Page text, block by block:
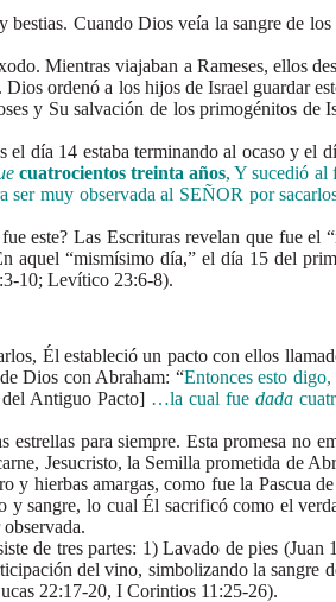
Cuando Dios veía la sangre de los
Mientras viajaban a Rameses, ellos
ordenó a los hijos de Israel guardar
y Su salvación de los primogénitos de
14 estaba terminando al ocaso y el
cuatrocientos treinta años, Y sucedió al
ser muy observada al SEÑOR por
este? Las Escrituras revelan que fue el
aquel “mismísimo día,” el día 15 del
10; Levítico 23:6-8).
Él estableció un pacto con ellos
Dios con Abraham: “Entonces esto digo,
Antiguo Pacto] …la cual fuedada
para siempre. Esta promesa no
Jesucristo, la Semilla prometida de
hierbas amargas, como fue la Pascua
y sangre, lo cual Él sacrificó como el
de tres partes: 1) Lavado de pies (Juan
del vino, simbolizando la sangre
22:17-20, I Corintios 11:25-26).